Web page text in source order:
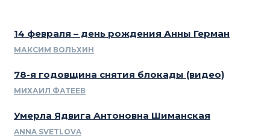
14 февраля – день рождения Анны Герман
МАКСИМ ВОЛЬХИН
78-я годовщина снятия блокады (видео)
МИХАИЛ ФАТЕЕВ
Умерла Ядвига Антоновна Шиманская
ANNA SVETLOVA